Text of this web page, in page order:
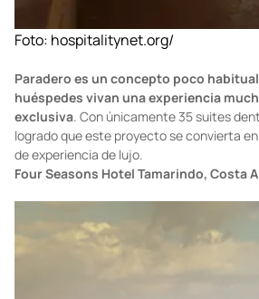
Foto:hospitalitynet.org/
Paradero es un concepto poco
huéspedes vivan una experiencia
exclusiva. Con únicamente 35 suites
logrado que este proyecto se convierta
de experiencia de lujo.